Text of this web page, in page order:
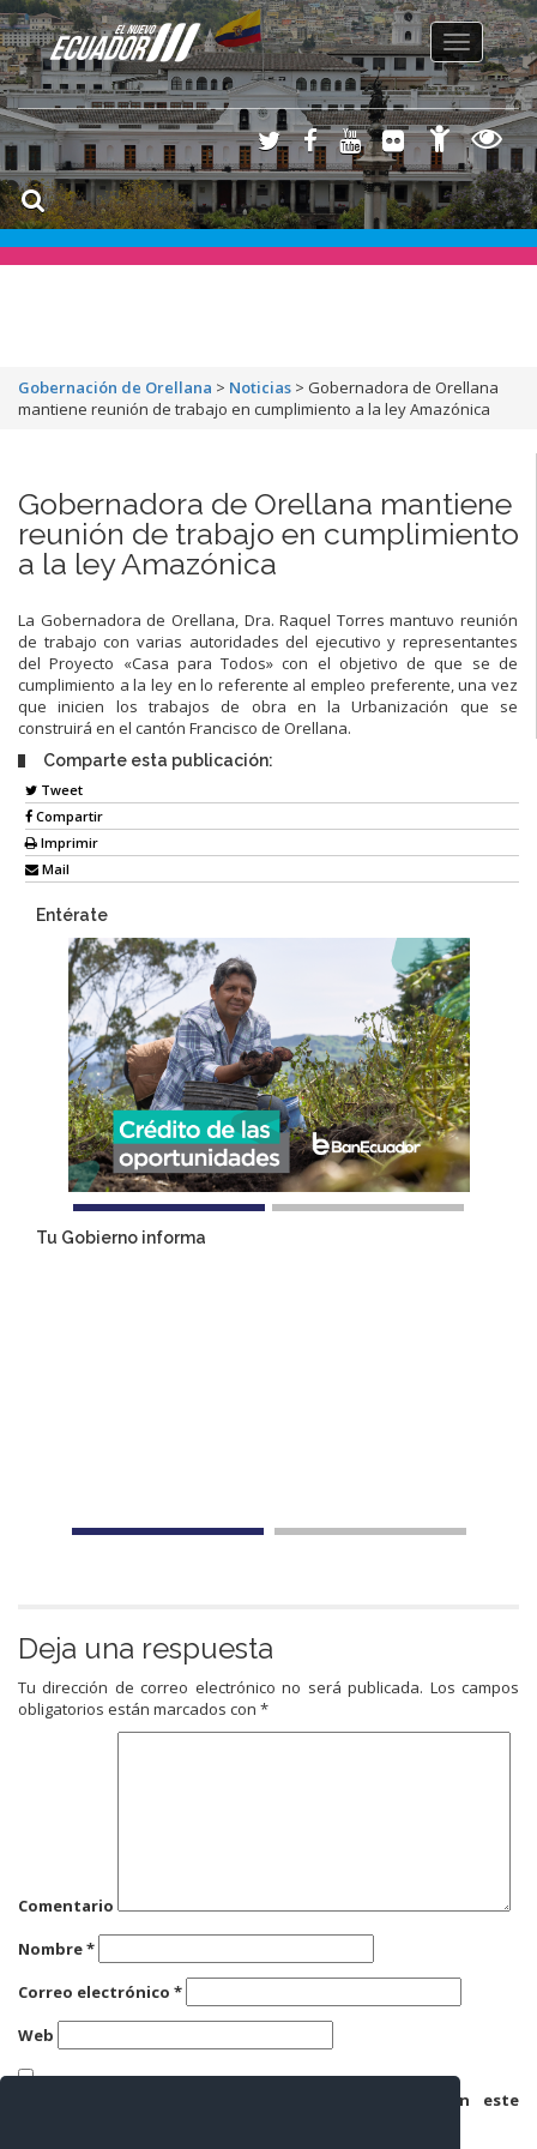
Toggle
navigation
Gobernación de Orellana > Noticias > Gobernadora de Orellana
mantiene reunión de trabajo en cumplimiento a la ley Amazónica
Gobernadora de Orellana mantiene
reunión de trabajo en cumplimiento
a la ley Amazónica
La Gobernadora de Orellana, Dra. Raquel Torres mantuvo reunión
de trabajo con varias autoridades del ejecutivo y representantes
del Proyecto «Casa para Todos» con el objetivo de que se de
cumplimiento a la ley en lo referente al empleo preferente, una vez
que inicien los trabajos de obra en la Urbanización que se
construirá en el cantón Francisco de Orellana.
Comparte esta publicación:
Tweet
Compartir
Imprimir
Mail
Entérate
Tu Gobierno informa
Deja una respuesta
Tu dirección de correo electrónico no será publicada. Los campos
obligatorios están marcados con *
Comentario
Nombre*
Correo electrónico *
Web
Guarda mi nombre, correo electrónico y web en este